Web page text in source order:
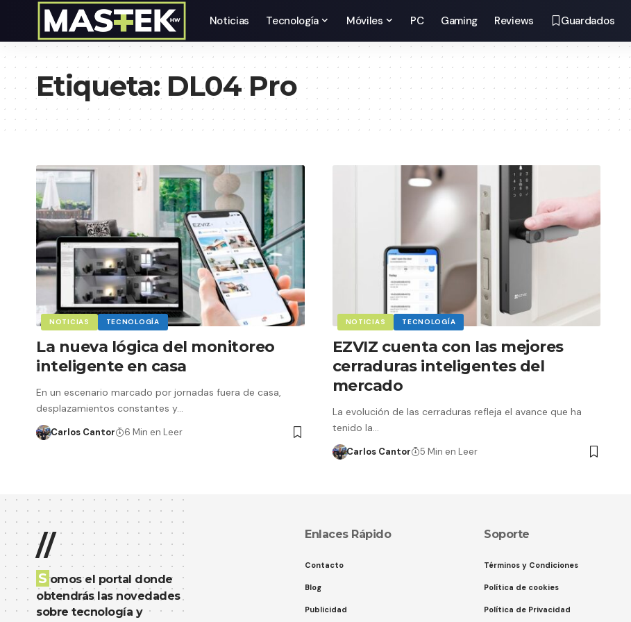
Noticias Tecnología Móviles PC Gaming Reviews Guardados
Etiqueta: DL04 Pro
NOTICIAS TECNOLOGÍA
La nueva lógica del monitoreo
inteligente en casa
En un escenario marcado por jornadas fuera de casa,
desplazamientos constantes y…
Carlos Cantor 6 Min en Leer
NOTICIAS TECNOLOGÍA
EZVIZ cuenta con las mejores
cerraduras inteligentes del
mercado
La evolución de las cerraduras refleja el avance que ha
tenido la…
Carlos Cantor 5 Min en Leer
//
S omos el portal donde
obtendrás las novedades
sobre tecnología y
Enlaces Rápido
Contacto
Blog
Publicidad
Soporte
Términos y Condiciones
Política de cookies
Política de Privacidad